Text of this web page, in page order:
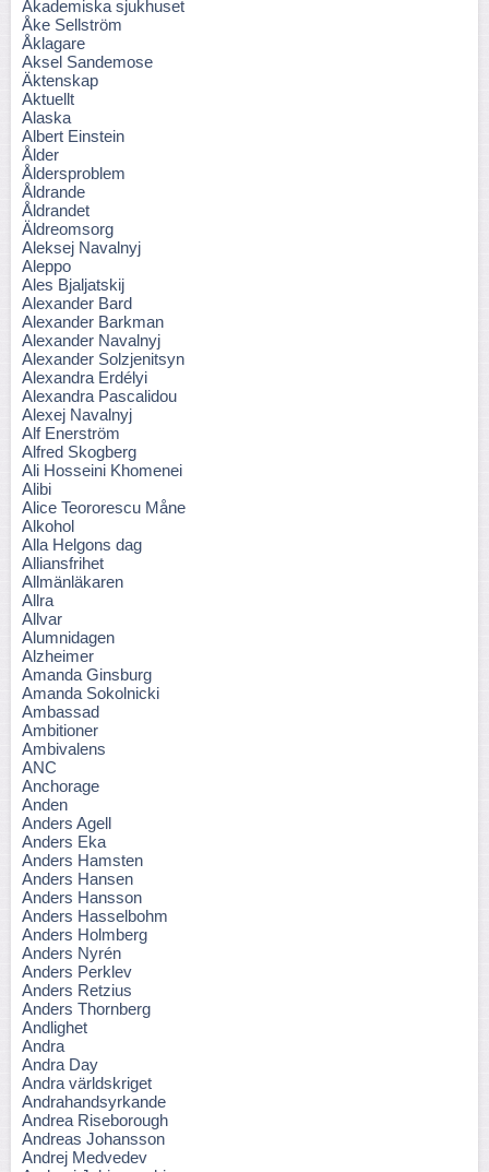
Akademiska sjukhuset
Åke Sellström
Åklagare
Aksel Sandemose
Äktenskap
Aktuellt
Alaska
Albert Einstein
Ålder
Åldersproblem
Åldrande
Åldrandet
Äldreomsorg
Aleksej Navalnyj
Aleppo
Ales Bjaljatskij
Alexander Bard
Alexander Barkman
Alexander Navalnyj
Alexander Solzjenitsyn
Alexandra Erdélyi
Alexandra Pascalidou
Alexej Navalnyj
Alf Enerström
Alfred Skogberg
Ali Hosseini Khomenei
Alibi
Alice Teororescu Måne
Alkohol
Alla Helgons dag
Alliansfrihet
Allmänläkaren
Allra
Allvar
Alumnidagen
Alzheimer
Amanda Ginsburg
Amanda Sokolnicki
Ambassad
Ambitioner
Ambivalens
ANC
Anchorage
Anden
Anders Agell
Anders Eka
Anders Hamsten
Anders Hansen
Anders Hansson
Anders Hasselbohm
Anders Holmberg
Anders Nyrén
Anders Perklev
Anders Retzius
Anders Thornberg
Andlighet
Andra
Andra Day
Andra världskriget
Andrahandsyrkande
Andrea Riseborough
Andreas Johansson
Andrej Medvedev